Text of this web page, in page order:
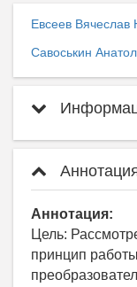
Евсеев Вячеслав
Савоськин
Аннотация:
Цель:
принцип